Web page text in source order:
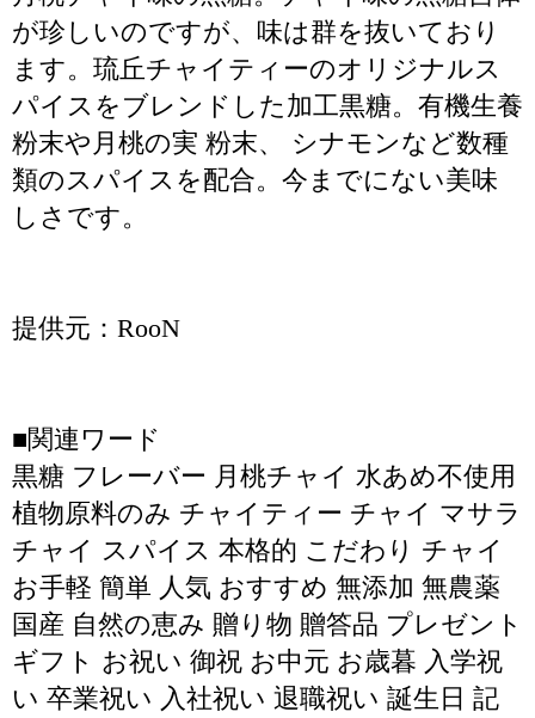
が珍しいのですが、味は群を抜いており
ます。琉丘チャイティーのオリジナルス
パイスをブレンドした加工黒糖。有機生養
粉末や月桃の実 粉末、 シナモンなど数種
類のスパイスを配合。今までにない美味
しさです。
提供元：RooN
■関連ワード
黒糖 フレーバー 月桃チャイ 水あめ不使用
植物原料のみ チャイティー チャイ マサラ
チャイ スパイス 本格的 こだわり チャイ
お手軽 簡単 人気 おすすめ 無添加 無農薬
国産 自然の恵み 贈り物 贈答品 プレゼント
ギフト お祝い 御祝 お中元 お歳暮 入学祝
い 卒業祝い 入社祝い 退職祝い 誕生日 記